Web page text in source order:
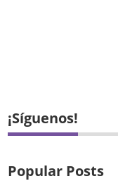
¡Síguenos!
Popular Posts